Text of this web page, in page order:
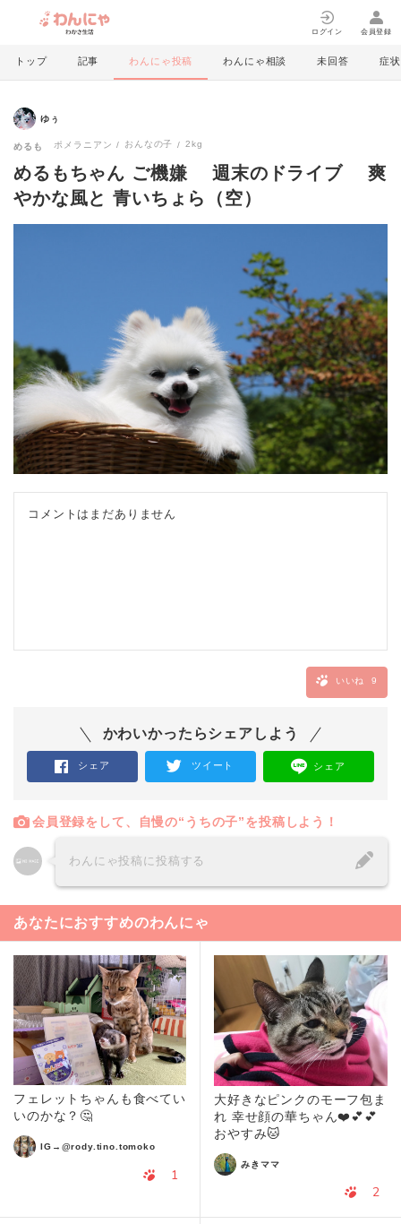
ログイン 会員登録
トップ 記事 わんにゃ投稿 わんにゃ相談 未回答 症状
ゆぅ
めるも ポメラニアン おんなの子 2kg
めるもちゃん ご機嫌 週末のドライブ 爽
やかな風と 青いちょら（空）
コメントはまだありません
いいね 9
かわいかったらシェアしよう
シェア ツイート シェア
会員登録をして、自慢の“うちの子”を投稿しよう！
わんにゃ投稿に投稿する
あなたにおすすめのわんにゃ
フェレットちゃんも食べてい
いのかな？🤔
IG→@rody.tino.tomoko
1
大好きなピンクのモーフ包ま
れ 幸せ顔の華ちゃん❤️💕💕
おやすみ🐱
みきママ
2